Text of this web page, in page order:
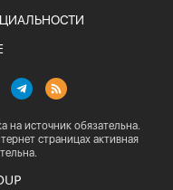
источник обязательна.
страницах активная